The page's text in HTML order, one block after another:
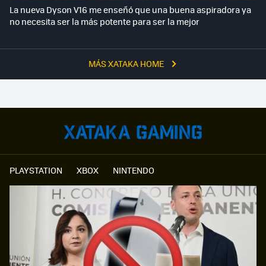
MÁS XATAKA HOME
La nueva Dyson V16 me enseñó que una buena aspiradora ya
no necesita ser la más potente para ser la mejor
PLAYSTATION XBOX NINTENDO